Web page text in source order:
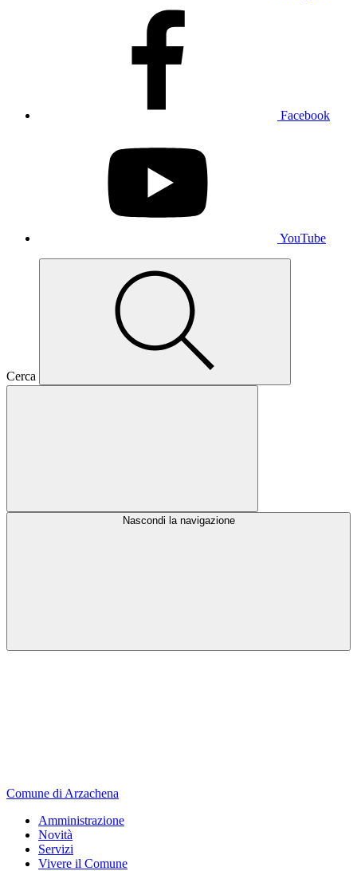
Facebook
YouTube
Cerca
Nascondi la navigazione
Comune di Arzachena
Amministrazione
Novità
Servizi
Vivere il Comune